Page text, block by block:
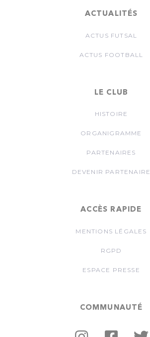
ACTUALITÉS
ACTUS FUTSAL
ACTUS FOOTBALL
LE CLUB
HISTOIRE
ORGANIGRAMME
PARTENAIRES
DEVENIR PARTENAIRE
ACCÈS RAPIDE
MENTIONS LÉGALES
RGPD
ESPACE PRESSE
COMMUNAUTÉ